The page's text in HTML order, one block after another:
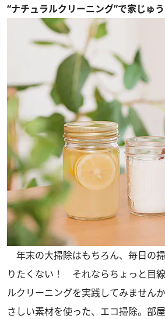
“ナチュラルクリーニング”で家じゅ
年末の大掃除はもちろん、毎日の
りたくない！ それならちょっと目
ルクリーニングを実践してみません
さしい素材を使った、エコ掃除。部